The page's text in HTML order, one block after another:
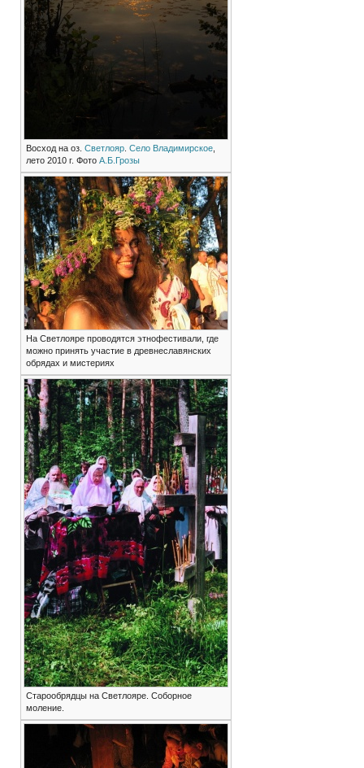
Восход на оз. Светлояр. Село Владимирское,
лето 2010 г. Фото А.Б.Грозы
На Светлояре проводятся этнофестивали, где
можно принять участие в древнеславянских
обрядах и мистериях
Старообрядцы на Светлояре. Соборное
моление.